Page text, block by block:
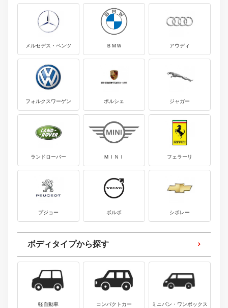
メルセデス・ベンツ ＢＭＷ アウディ
フォルクスワーゲン ポルシェ ジャガー
ランドローバー ＭＩＮＩ フェラーリ
プジョー ボルボ シボレー
ボディタイプから探す
軽自動車 コンパクトカー ミニバン・ワンボックス